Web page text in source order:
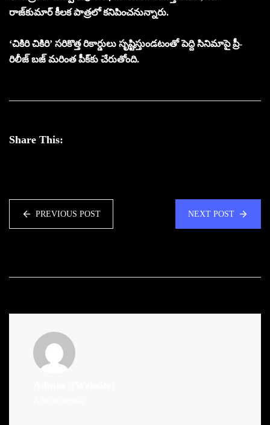
రాజ్‌కుమార్ కీలక పాత్రలో కనిపించనున్నారు.
‘చికిరి చికిరి’ సరికొత్త రికార్డులు సృష్టిస్తుండటంతో పెద్ది సినిమాపై ప్రీ-
రిలీజ్ బజ్ మరింత పీక్‌కు చేరుతోంది.
Share This:
PREVIOUS POST NEXT POST